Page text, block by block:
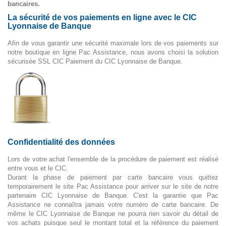
bancaires.
La sécurité de vos paiements en ligne avec le CIC
Lyonnaise de Banque
Afin de vous garantir une sécurité maximale lors de vos paiements sur
notre boutique en ligne Pac Assistance, nous avons choisi la solution
sécurisée SSL CIC Paiement du CIC Lyonnaise de Banque.
Confidentialité des données
Lors de votre achat l'ensemble de la procédure de paiement est réalisé
entre vous et le CIC.
Durant la phase de paiement par carte bancaire vous quittez
temporairement le site Pac Assistance pour arriver sur le site de notre
partenaire CIC Lyonnaise de Banque. C'est la garantie que Pac
Assistance ne connaîtra jamais votre numéro de carte bancaire. De
même le CIC Lyonnaise de Banque ne pourra rien savoir du détail de
vos achats puisque seul le montant total et la référence du paiement